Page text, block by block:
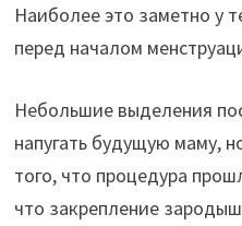
Наиболее это заметно у
перед началом
Небольшие выделения
напугать будущую маму,
того, что процедура
что закрепление